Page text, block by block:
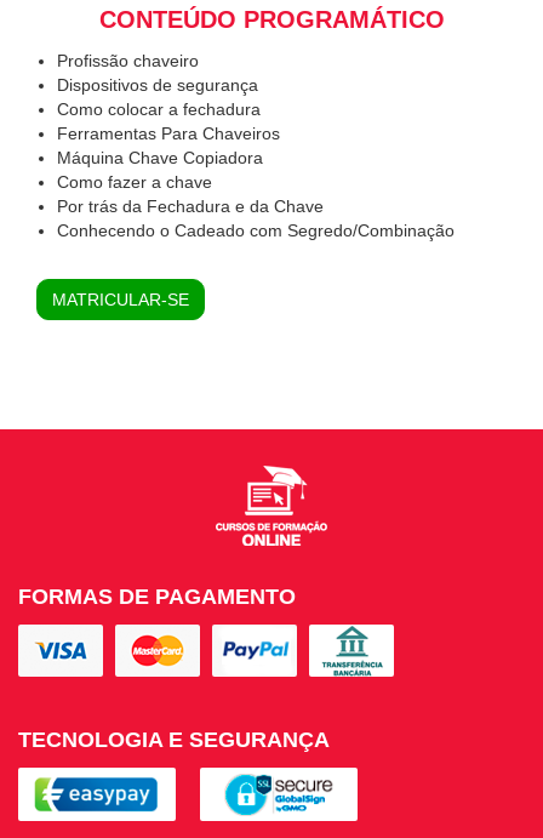
CONTEÚDO PROGRAMÁTICO
Profissão chaveiro
Dispositivos de segurança
Como colocar a fechadura
Ferramentas Para Chaveiros
Máquina Chave Copiadora
Como fazer a chave
Por trás da Fechadura e da Chave
Conhecendo o Cadeado com Segredo/Combinação
MATRICULAR-SE
FORMAS DE PAGAMENTO
TECNOLOGIA E SEGURANÇA